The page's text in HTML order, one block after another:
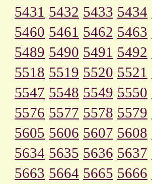
5431 5432 5433 5434
5460 5461 5462 5463
5489 5490 5491 5492
5518 5519 5520 5521
5547 5548 5549 5550
5576 5577 5578 5579
5605 5606 5607 5608
5634 5635 5636 5637
5663 5664 5665 5666